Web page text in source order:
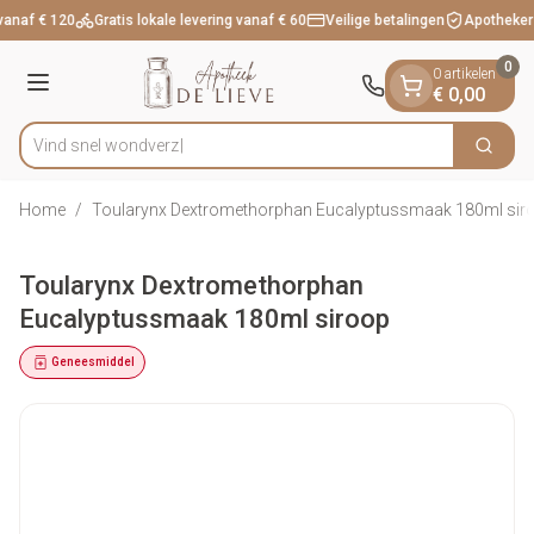
Ga naar de inhoud
1 van 1
€ 120 Gratis lokale levering vanaf € 60 Veilige betalingen
Menu
Product, merk, categorie...
Vind snel Zoek
0 artikelen
€ 0,00
0
Home / Toularynx Dextromethorphan Eucalyptussmaak 180ml
Toularynx Dextromethorphan
Eucalyptussmaak 180ml siroop
Geneesmiddel